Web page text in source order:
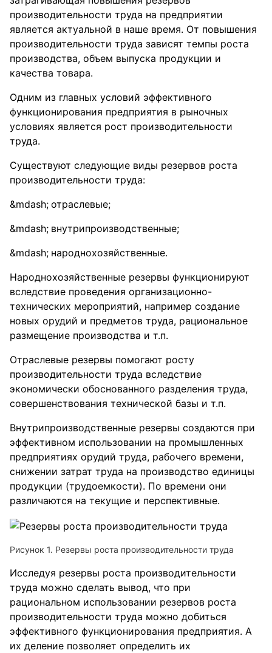
производительности труда на предприятии
является актуальной в наше время. От повышения
производительности труда зависят темпы роста
производства, объем выпуска продукции и
качества товара.
Одним из главных условий эффективного
функционирования предприятия в рыночных
условиях является рост производительности
труда.
Существуют следующие виды резервов роста
производительности труда:
отраслевые;
внутрипроизводственные;
народнохозяйственные.
Народнохозяйственные резервы функционируют
вследствие проведения организационно-
технических мероприятий, например создание
новых орудий и предметов труда, рациональное
размещение производства и т.п.
Отраслевые резервы помогают росту
производительности труда вследствие
экономически обоснованного разделения труда,
совершенствования технической базы и т.п.
Внутрипроизводственные резервы создаются при
эффективном использовании на промышленных
предприятиях орудий труда, рабочего времени,
снижении затрат труда на производство единицы
продукции (трудоемкости). По времени они
различаются на текущие и перспективные.
Рисунок 1. Резервы роста производительности труда
Исследуя резервы роста производительности
труда можно сделать вывод, что при
рациональном использовании резервов роста
производительности труда можно добиться
эффективного функционирования предприятия. А
их деление позволяет определить их